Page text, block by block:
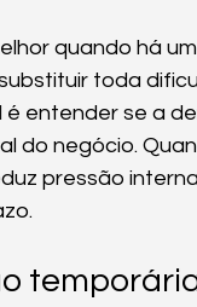
quando há
toda
entender se a
do negócio.
pressão